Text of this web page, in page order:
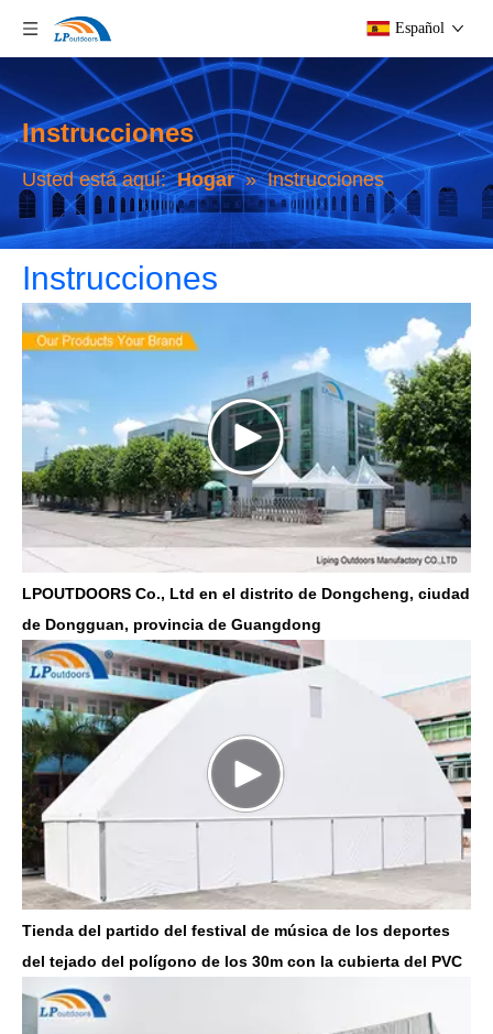
Español
Instrucciones
Usted está aquí: Hogar » Instrucciones
Instrucciones
LPOUTDOORS Co., Ltd en el distrito de Dongcheng, ciudad
de Dongguan, provincia de Guangdong
Tienda del partido del festival de música de los deportes
del tejado del polígono de los 30m con la cubierta del PVC